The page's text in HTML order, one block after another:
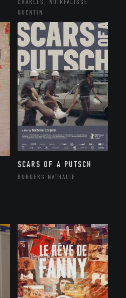
CHARLES, NOIRFALISSE
QUENTIN
SCARS OF A PUTSCH
BORGERS NATHALIE